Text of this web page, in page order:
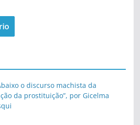
o discurso machista da
da prostituição”, por Gicelma